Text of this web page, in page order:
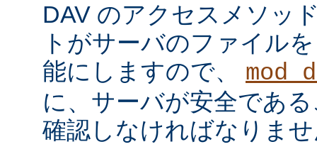
DAV のアクセスメソッ
トがサーバのファイル
能にしますので、
に、サーバが安全であ
確認しなければなりま